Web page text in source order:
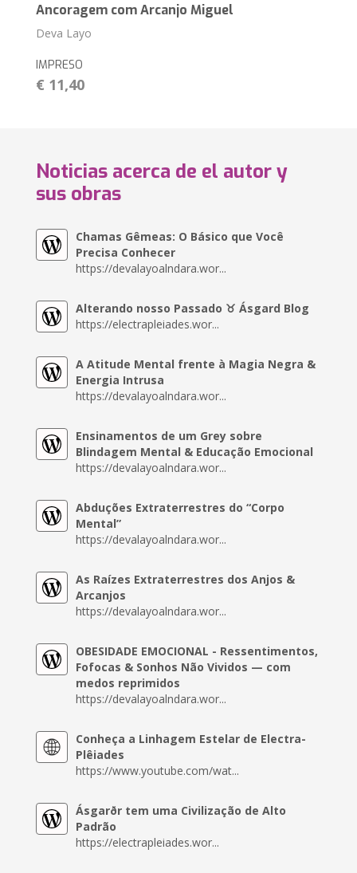
Ancoragem com Arcanjo Miguel
Deva Layo
IMPRESO
€ 11,40
Noticias acerca de el autor y
sus obras
Chamas Gêmeas: O Básico que Você
Precisa Conhecer
https://devalayoalndara.wor...
Alterando nosso Passado ♉︎ Ásgard Blog
https://electrapleiades.wor...
A Atitude Mental frente à Magia Negra &
Energia Intrusa
https://devalayoalndara.wor...
Ensinamentos de um Grey sobre
Blindagem Mental & Educação Emocional
https://devalayoalndara.wor...
Abduções Extraterrestres do “Corpo
Mental”
https://devalayoalndara.wor...
As Raízes Extraterrestres dos Anjos &
Arcanjos
https://devalayoalndara.wor...
OBESIDADE EMOCIONAL - Ressentimentos,
Fofocas & Sonhos Não Vividos — com
medos reprimidos
https://devalayoalndara.wor...
Conheça a Linhagem Estelar de Electra-
Plêiades
https://www.youtube.com/wat...
Ásgarðr tem uma Civilização de Alto
Padrão
https://electrapleiades.wor...